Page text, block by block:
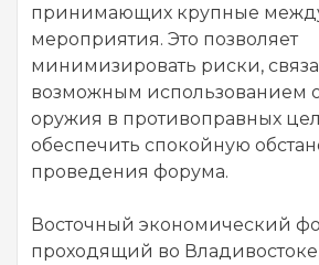
принимающих крупные
мероприятия. Это позволяет
минимизировать риски,
возможным использованием
оружия в противоправных
обеспечить спокойную
проведения форума.
Восточный экономический
проходящий во Владивостоке,